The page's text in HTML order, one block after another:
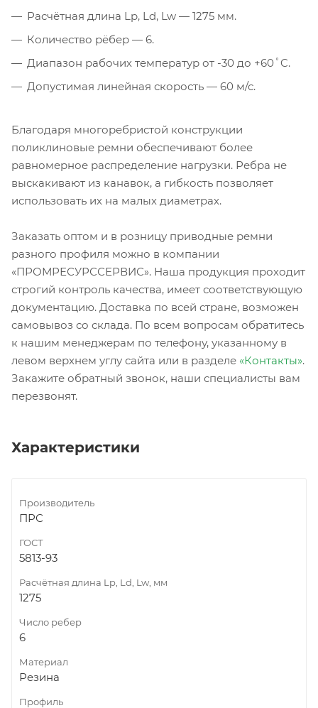
Расчётная длина Lp, Ld, Lw — 1275 мм.
Количество рёбер — 6.
Диапазон рабочих температур от -30 до +60˚C.
Допустимая линейная скорость — 60 м/с.
Благодаря многоребристой конструкции
поликлиновые ремни обеспечивают более
равномерное распределение нагрузки. Ребра не
выскакивают из канавок, а гибкость позволяет
использовать их на малых диаметрах.
Заказать оптом и в розницу приводные ремни
разного профиля можно в компании
«ПРОМРЕСУРССЕРВИС». Наша продукция проходит
строгий контроль качества, имеет соответствующую
документацию. Доставка по всей стране, возможен
самовывоз со склада. По всем вопросам обратитесь
к нашим менеджерам по телефону, указанному в
левом верхнем углу сайта или в разделе «Контакты».
Закажите обратный звонок, наши специалисты вам
перезвонят.
Характеристики
Производитель
ПРС
ГОСТ
5813-93
Расчётная длина Lp, Ld, Lw, мм
1275
Число ребер
6
Материал
Резина
Профиль